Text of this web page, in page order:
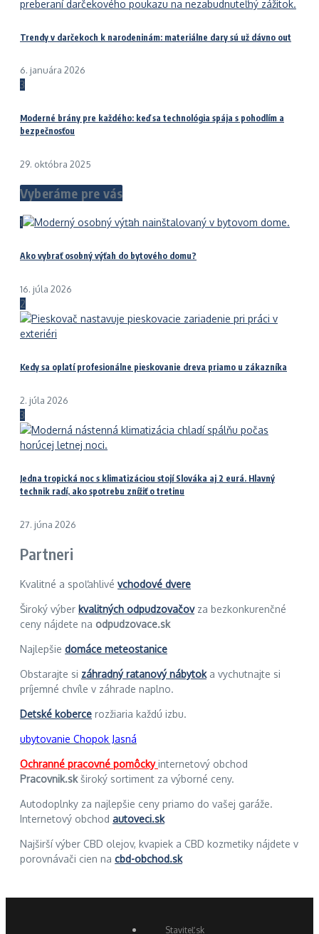
Trendy v darčekoch k narodeninám: materiálne dary sú už dávno out
6. januára 2026
3
Moderné brány pre každého: keď sa technológia spája s pohodlím a
bezpečnosťou
29. októbra 2025
Vyberáme pre vás
1
Ako vybrať osobný výťah do bytového domu?
16. júla 2026
2
Kedy sa oplatí profesionálne pieskovanie dreva priamo u zákazníka
2. júla 2026
3
Jedna tropická noc s klimatizáciou stojí Slováka aj 2 eurá. Hlavný
technik radí, ako spotrebu znížiť o tretinu
27. júna 2026
Partneri
Kvalitné a spoľahlivé vchodové dvere
Široký výber kvalitných odpudzovačovza bezkonkurenčné
ceny nájdete na odpudzovace.sk
Najlepšie domáce meteostanice
Obstarajte si záhradný ratanový nábytoka vychutnajte si
príjemné chvíle v záhrade naplno.
Detské koberce rozžiaria každú izbu.
ubytovanie Chopok Jasná
Ochranné pracovné pomôckyinternetový obchod
Pracovnik.skširoký sortiment za výborné ceny.
Autodoplnky za najlepšie ceny priamo do vašej garáže.
Internetový obchod autoveci.sk
Najširší výber CBD olejov, kvapiek a CBD kozmetiky nájdete v
porovnávači cien na cbd-obchod.sk
Staviteľ.sk